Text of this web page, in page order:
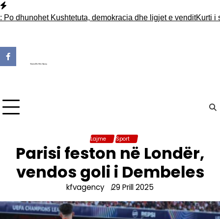
Skip
to
Kushtetuta, demokracia dhe ligjet e venditKurti i
Lajme Sport
Parisi feston në Londër,
vendos goli i Dembeles
kfvagency 29 Prill 2025